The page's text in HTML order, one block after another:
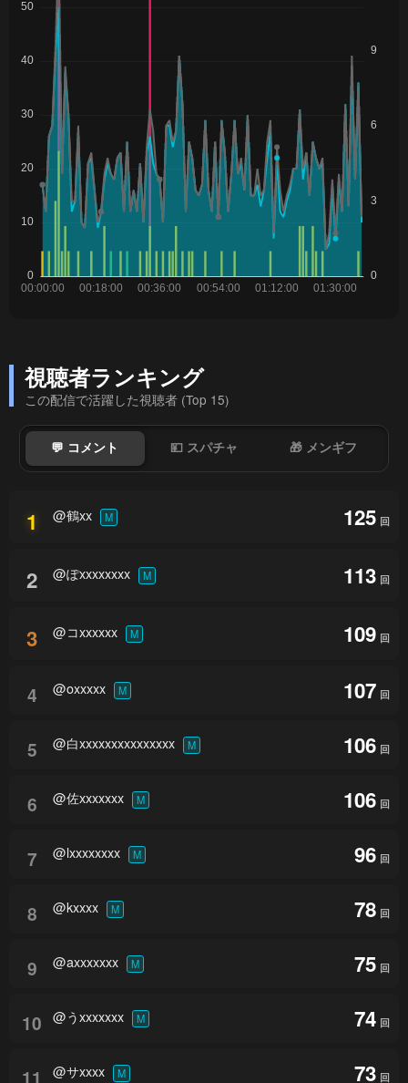
視聴者ランキング
この配信で活躍した視聴者 (Top 15)
💬 コメント 💴 スパチャ 🎁 メンギフ
1 @鶴xx M 125 回
2 @ぽxxxxxxxx M 113 回
3 @コxxxxxx M 109 回
4 @oxxxxx M 107 回
5 @白xxxxxxxxxxxxxxx M 106 回
6 @佐xxxxxxx M 106 回
7 @lxxxxxxxx M 96 回
8 @kxxxx M 78 回
9 @axxxxxxx M 75 回
10 @うxxxxxxx M 74 回
11 @サxxxx M 73 回